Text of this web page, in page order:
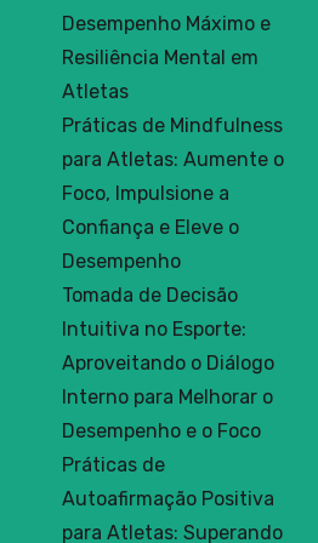
Desempenho Máximo e
Resiliência Mental em
Atletas
Práticas de Mindfulness
para Atletas: Aumente o
Foco, Impulsione a
Confiança e Eleve o
Desempenho
Tomada de Decisão
Intuitiva no Esporte:
Aproveitando o Diálogo
Interno para Melhorar o
Desempenho e o Foco
Práticas de
Autoafirmação Positiva
para Atletas: Superando